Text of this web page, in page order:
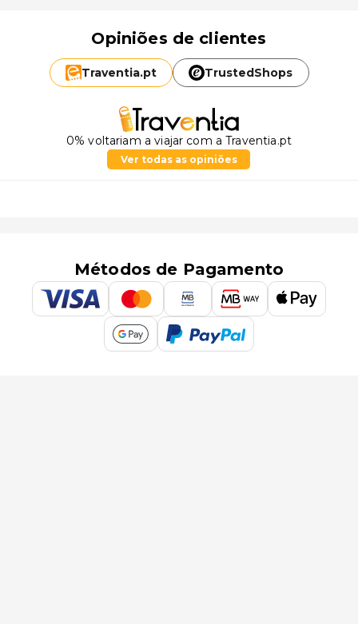
Opiniões de clientes
Traventia.pt TrustedShops
0% voltariam a viajar com a Traventia.pt
Ver todas as opiniões
Métodos de Pagamento